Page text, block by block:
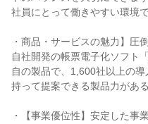
社員にとって働きやすい環境
・商品・サービスの魅力】圧
自社開発の帳票電子化ソフト
自の製品で、1,600社以上の
持って提案できる製品力があ
・【事業優位性】安定した事